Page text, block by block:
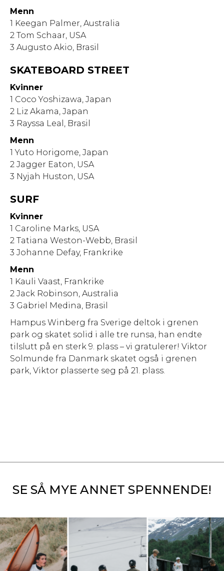
Menn
1 Keegan Palmer, Australia
2 Tom Schaar, USA
3 Augusto Akio, Brasil
SKATEBOARD STREET
Kvinner
1 Coco Yoshizawa, Japan
2 Liz Akama, Japan
3 Rayssa Leal, Brasil
Menn
1 Yuto Horigome, Japan
2 Jagger Eaton, USA
3 Nyjah Huston, USA
SURF
Kvinner
1 Caroline Marks, USA
2 Tatiana Weston-Webb, Brasil
3 Johanne Defay, Frankrike
Menn
1 Kauli Vaast, Frankrike
2 Jack Robinson, Australia
3 Gabriel Medina, Brasil
Hampus Winberg fra Sverige deltok i grenen
park og skatet solid i alle tre runsa, han endte
tilslutt på en sterk 9. plass – vi gratulerer! Viktor
Solmunde fra Danmark skatet også i grenen
park, Viktor plasserte seg på 21. plass.
SE SÅ MYE ANNET SPENNENDE!